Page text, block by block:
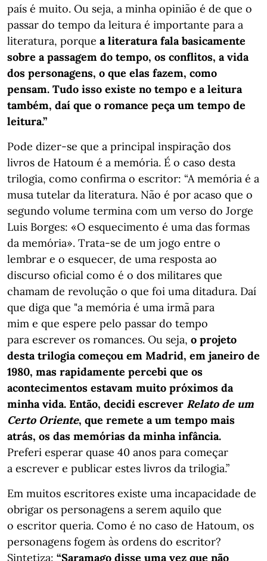
país é muito. Ou seja, a minha opinião é de que o
passar do tempo da leitura é importante para a
literatura, porque a literatura fala basicamente
sobre a passagem do tempo, os conflitos, a vida
dos personagens, o que elas fazem, como
pensam. Tudo isso existe no tempo e a leitura
também, daí que o romance peça um tempo de
leitura.”
Pode dizer-se que a principal inspiração dos
livros de Hatoum é a memória. É o caso desta
trilogia, como confirma o escritor: “A memória é a
musa tutelar da literatura. Não é por acaso que o
segundo volume termina com um verso do Jorge
Luis Borges: «O esquecimento é uma das formas
da memória». Trata-se de um jogo entre o
lembrar e o esquecer, de uma resposta ao
discurso oficial como é o dos militares que
chamam de revolução o que foi uma ditadura. Daí
que diga que "a memória é uma irmã para
mim e que espere pelo passar do tempo
para escrever os romances. Ou seja, o projeto
desta trilogia começou em Madrid, em janeiro de
1980, mas rapidamente percebi que os
acontecimentos estavam muito próximos da
minha vida. Então, decidi escrever Relato de um
Certo Oriente, que remete a um tempo mais
atrás, os das memórias da minha infância.
Preferi esperar quase 40 anos para começar
a escrever e publicar estes livros da trilogia.”
Em muitos escritores existe uma incapacidade de
obrigar os personagens a serem aquilo que
o escritor queria. Como é no caso de Hatoum, os
personagens fogem às ordens do escritor?
Sintetiza: “Saramago disse uma vez que não